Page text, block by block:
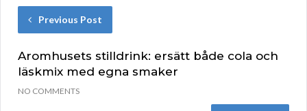
Previous Post
Aromhusets stilldrink: ersätt både cola och
läskmix med egna smaker
NO COMMENTS